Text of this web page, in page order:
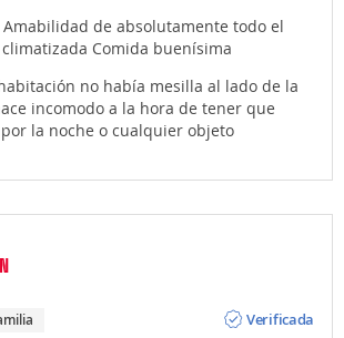
Amabilidad de absolutamente todo el
Comida buenísima
no había mesilla al lado de la
incomodo a la hora de tener que
la noche o cualquier objeto
Verificada